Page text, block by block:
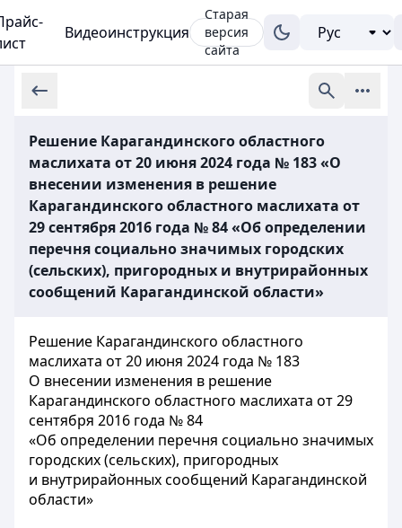
Видеоинструкция
Старая
версия
сайта
Решение Карагандинского областного
маслихата от 20 июня 2024 года № 183 «О
внесении изменения в решение
Карагандинского областного маслихата от
29 сентября 2016 года № 84 «Об определении
перечня социально значимых городских
(сельских), пригородных и внутрирайонных
сообщений Карагандинской области»
Решение Карагандинского областного
маслихата от 20 июня 2024 года № 183
О внесении изменения в решение
Карагандинского областного маслихата от 29
сентября 2016 года № 84
«Об определении перечня социально значимых
городских (сельских), пригородных
и внутрирайонных сообщений Карагандинской
области»